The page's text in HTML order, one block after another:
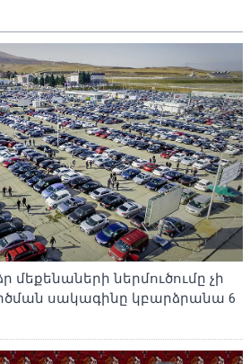
ներմուծումը չի
սակագինը կբարձրանա 6